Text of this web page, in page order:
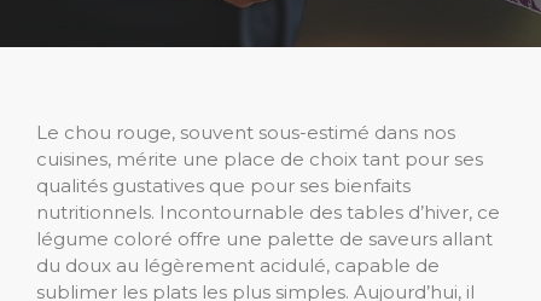
Le chou rouge, souvent sous-estimé dans nos
cuisines, mérite une place de choix tant pour ses
qualités gustatives que pour ses bienfaits
nutritionnels. Incontournable des tables d’hiver, ce
légume coloré offre une palette de saveurs allant
du doux au légèrement acidulé, capable de
sublimer les plats les plus simples. Aujourd’hui, il